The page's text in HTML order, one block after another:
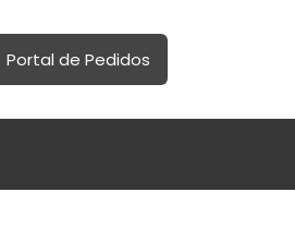
Portal de Pedidos